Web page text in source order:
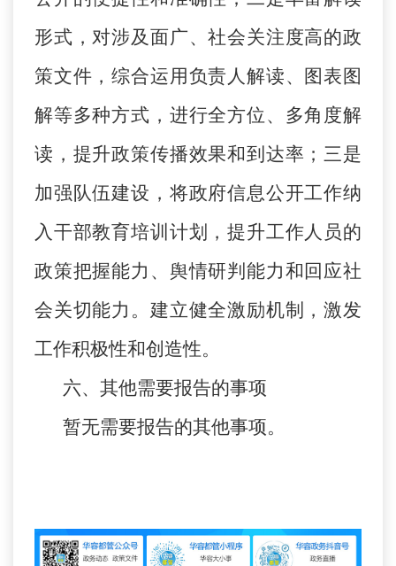
形式，对涉及面广、社会关注度高的政
策文件，综合运用负责人解读、图表图
解等多种方式，进行全方位、多角度解
读，提升政策传播效果和到达率；三是
加强队伍建设，将政府信息公开工作纳
入干部教育培训计划，提升工作人员的
政策把握能力、舆情研判能力和回应社
会关切能力。建立健全激励机制，激发
工作积极性和创造性。
六、 其他需要报告的事项
暂无需要报告的其他事项。